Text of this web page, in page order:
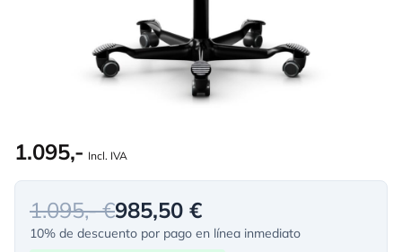
1.095,- Incl. IVA
1.095,- €985,50 €
10% de descuento por pago en línea inmediato